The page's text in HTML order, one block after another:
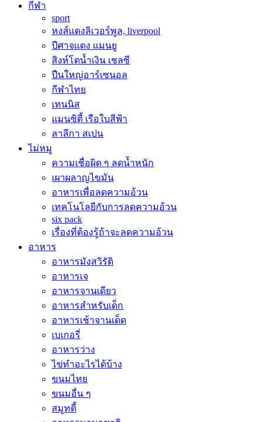
กีฬา
sport
หงส์แดงลิเวอร์พูล, liverpool
ปีศาจแดง แมนยู
สิงห์โตน้ำเงิน เชลซี
ปืนใหญ่อาร์เซนอล
กีฬาไทย
เทนนิส
แมนซิตี้ เรือใบสีฟ้า
ลาลีกา สเปน
ไม่หมู
ความเชื่อผิด ๆ ลดน้ำหนัก
เผาผลาญไขมัน
อาหารเพื่อลดความอ้วน
เทคโนโลยีกับการลดความอ้วน
six pack
เรื่องที่ต้องรู้ถ้าจะลดความอ้วน
อาหาร
อาหารมังสวิรัติ
อาหารเจ
อาหารจานเดียว
อาหารสำหรับเด็ก
อาหารเช้าจานเด็ด
เบเกอรี่
อาหารว่าง
ไข่ทำอะไรได้บ้าง
ขนมไทย
ขนมอื่น ๆ
สมูทตี้